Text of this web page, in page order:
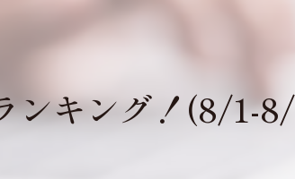
結婚式
曲
ンキング！(8/1-